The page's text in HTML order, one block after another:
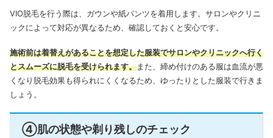
VIO脱毛を行う際は、ガウンや紙パンツを着用します。サロンやクリニ
ックによって対応が異なるため、確認しておくと安心です。
施術前は着替えがあることを想定した服装でサロンやクリニックへ行く
とスムーズに脱毛を受けられます。また、締め付けのある服は血流が悪
くなり脱毛効果も得られにくくなるため、ゆったりとした服装で行きま
しょう。
④肌の状態や剃り残しのチェック